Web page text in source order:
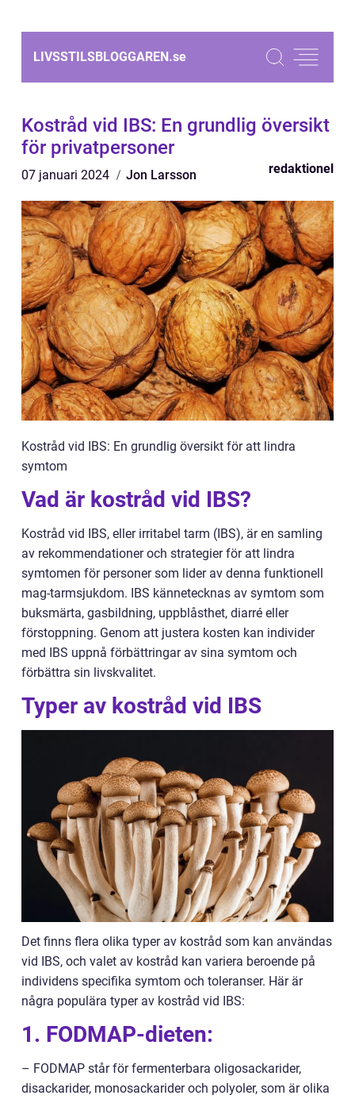
LIVSSTILSBLOGGAREN.se
Kostråd vid IBS: En grundlig översikt
för privatpersoner
07 januari 2024 Jon Larsson redaktionel
Kostråd vid IBS: En grundlig översikt för att lindra
symtom
Vad är kostråd vid IBS?
Kostråd vid IBS, eller irritabel tarm (IBS), är en samling
av rekommendationer och strategier för att lindra
symtomen för personer som lider av denna funktionell
mag-tarmsjukdom. IBS kännetecknas av symtom som
buksmärta, gasbildning, uppblåsthet, diarré eller
förstoppning. Genom att justera kosten kan individer
med IBS uppnå förbättringar av sina symtom och
förbättra sin livskvalitet.
Typer av kostråd vid IBS
Det finns flera olika typer av kostråd som kan användas
vid IBS, och valet av kostråd kan variera beroende på
individens specifika symtom och toleranser. Här är
några populära typer av kostråd vid IBS:
1. FODMAP-dieten:
– FODMAP står för fermenterbara oligosackarider,
disackarider, monosackarider och polyoler, som är olika